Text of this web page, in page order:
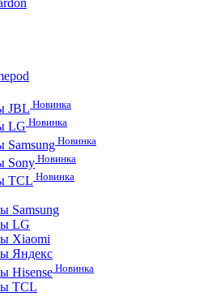
JBL Новинка
LG Новинка
SamsungНовинка
Sony Новинка
TCL Новинка
Samsung
LG
Xiaomi
Яндекс
Hisense Новинка
TCL